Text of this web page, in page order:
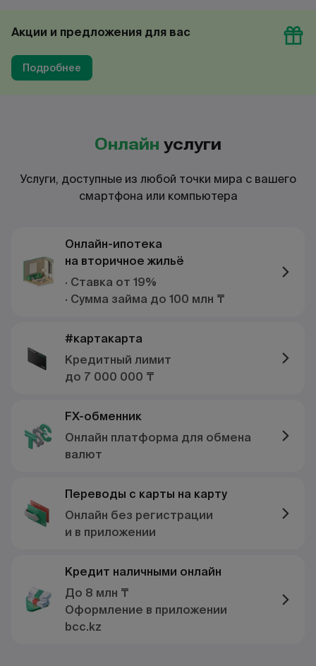
Акции и предложения для вас
Подробнее
Онлайн услуги
Услуги, доступные из любой точки мира с вашего
смартфона или компьютера
Онлайн-ипотека
на вторичное жильё
· Ставка от 19%
· Сумма займа до 100 млн ₸
#картакарта
Кредитный лимит
до 7 000 000 ₸
FX-обменник
Онлайн платформа для обмена
валют
Переводы с карты на карту
Онлайн без регистрации
и в приложении
Кредит наличными онлайн
До 8 млн ₸
Оформление в приложении
bcc.kz